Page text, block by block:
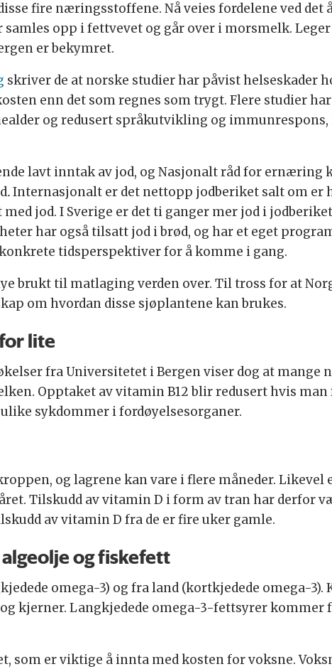
fire næringsstoffene. Nå veies fordelene ved det
opp i fettvevet og går over i morsmelk.
er bekymret.
skriver de at norske studier har påvist helseskader
enn det som regnes som trygt. Flere studier
og redusert språkutvikling og immunrespons,
lavt inntak av jod, og Nasjonalt råd for ernæring
.Internasjonalt er det nettopp jodberiket salt om er
jod. I Sverige er det ti ganger mer jod i
har også tilsatt jod i brød, og har et eget
tidsperspektiver for å komme i gang.
brukt til matlaging verden over. Til tross for at
om hvordan disse sjøplantene kan brukes.
lite
fra Universitetet i Bergen viser dog at mange
Opptaket av vitamin B12 blir redusert hvis
sykdommer i fordøyelsesorganer.
og lagrene kan vare i flere måneder. Likevel
Tilskudd av vitamin D i form av tran har derfor
av vitamin D fra de er fire uker gamle.
og fiskefett
omega-3) og fra land (kortkjedede omega-3).
kjerner. Langkjedede omega-3-fettsyrer kommer
som er viktige å innta med kosten for voksne.